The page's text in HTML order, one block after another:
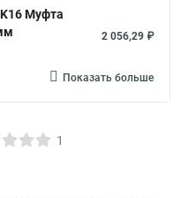
Муфта
2 056,29 ₽
Показать больше
1